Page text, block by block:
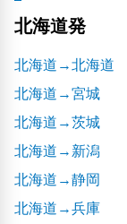
北海道発
北海道→北海道
北海道→宮城
北海道→茨城
北海道→新潟
北海道→静岡
北海道→兵庫